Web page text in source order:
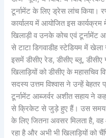
टूर्नामेंट के लिए ड्रेस लांच किया।
कार्यालय में आयोजित इस कार्यक्रम
खिलाड़ी व उनके कोच एवं टूर्नामेंट
से टाटा डिगवाडीह स्टेडियम में खेला
इसमें डीसीए रेड, डीसीए ब्लू, डीसीए
खिलाड़ियों को डीसीए के महासचिव
सदस्य उत्तम विश्वास ने उन्हें बेहतर
टूर्नामेंट आब्जर्वर अशीत सहाय ने
से क्रिकेट से जुड़े हुए हैं। उस समय
के लिए जितना अवसर मिलता है,
रहा है और अभी भी खिलाड़ियों को